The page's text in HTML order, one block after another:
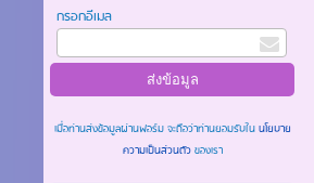
กรอกอีเมล
เมื่อท่านส่งข้อมูลผ่านฟอร์ม จะถือว่าท่านยอมรับในนโยบาย
ความเป็นส่วนตัวของเรา